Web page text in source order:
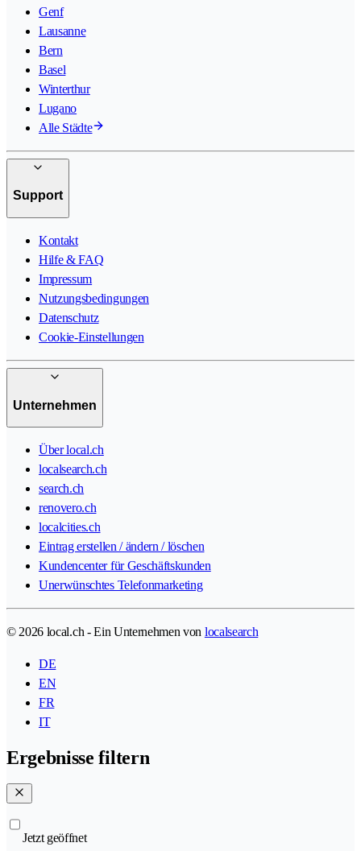
Genf
Lausanne
Bern
Basel
Winterthur
Lugano
Alle Städte
Support
Kontakt
Hilfe & FAQ
Impressum
Nutzungsbedingungen
Datenschutz
Cookie-Einstellungen
Unternehmen
Über local.ch
localsearch.ch
search.ch
renovero.ch
localcities.ch
Eintrag erstellen / ändern / löschen
Kundencenter für Geschäftskunden
Unerwünschtes Telefonmarketing
© 2026 local.ch - Ein Unternehmen von localsearch
DE
EN
FR
IT
Ergebnisse filtern
Jetzt geöffnet